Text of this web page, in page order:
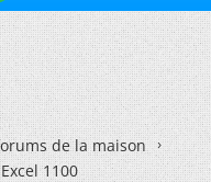
de la maison
1100